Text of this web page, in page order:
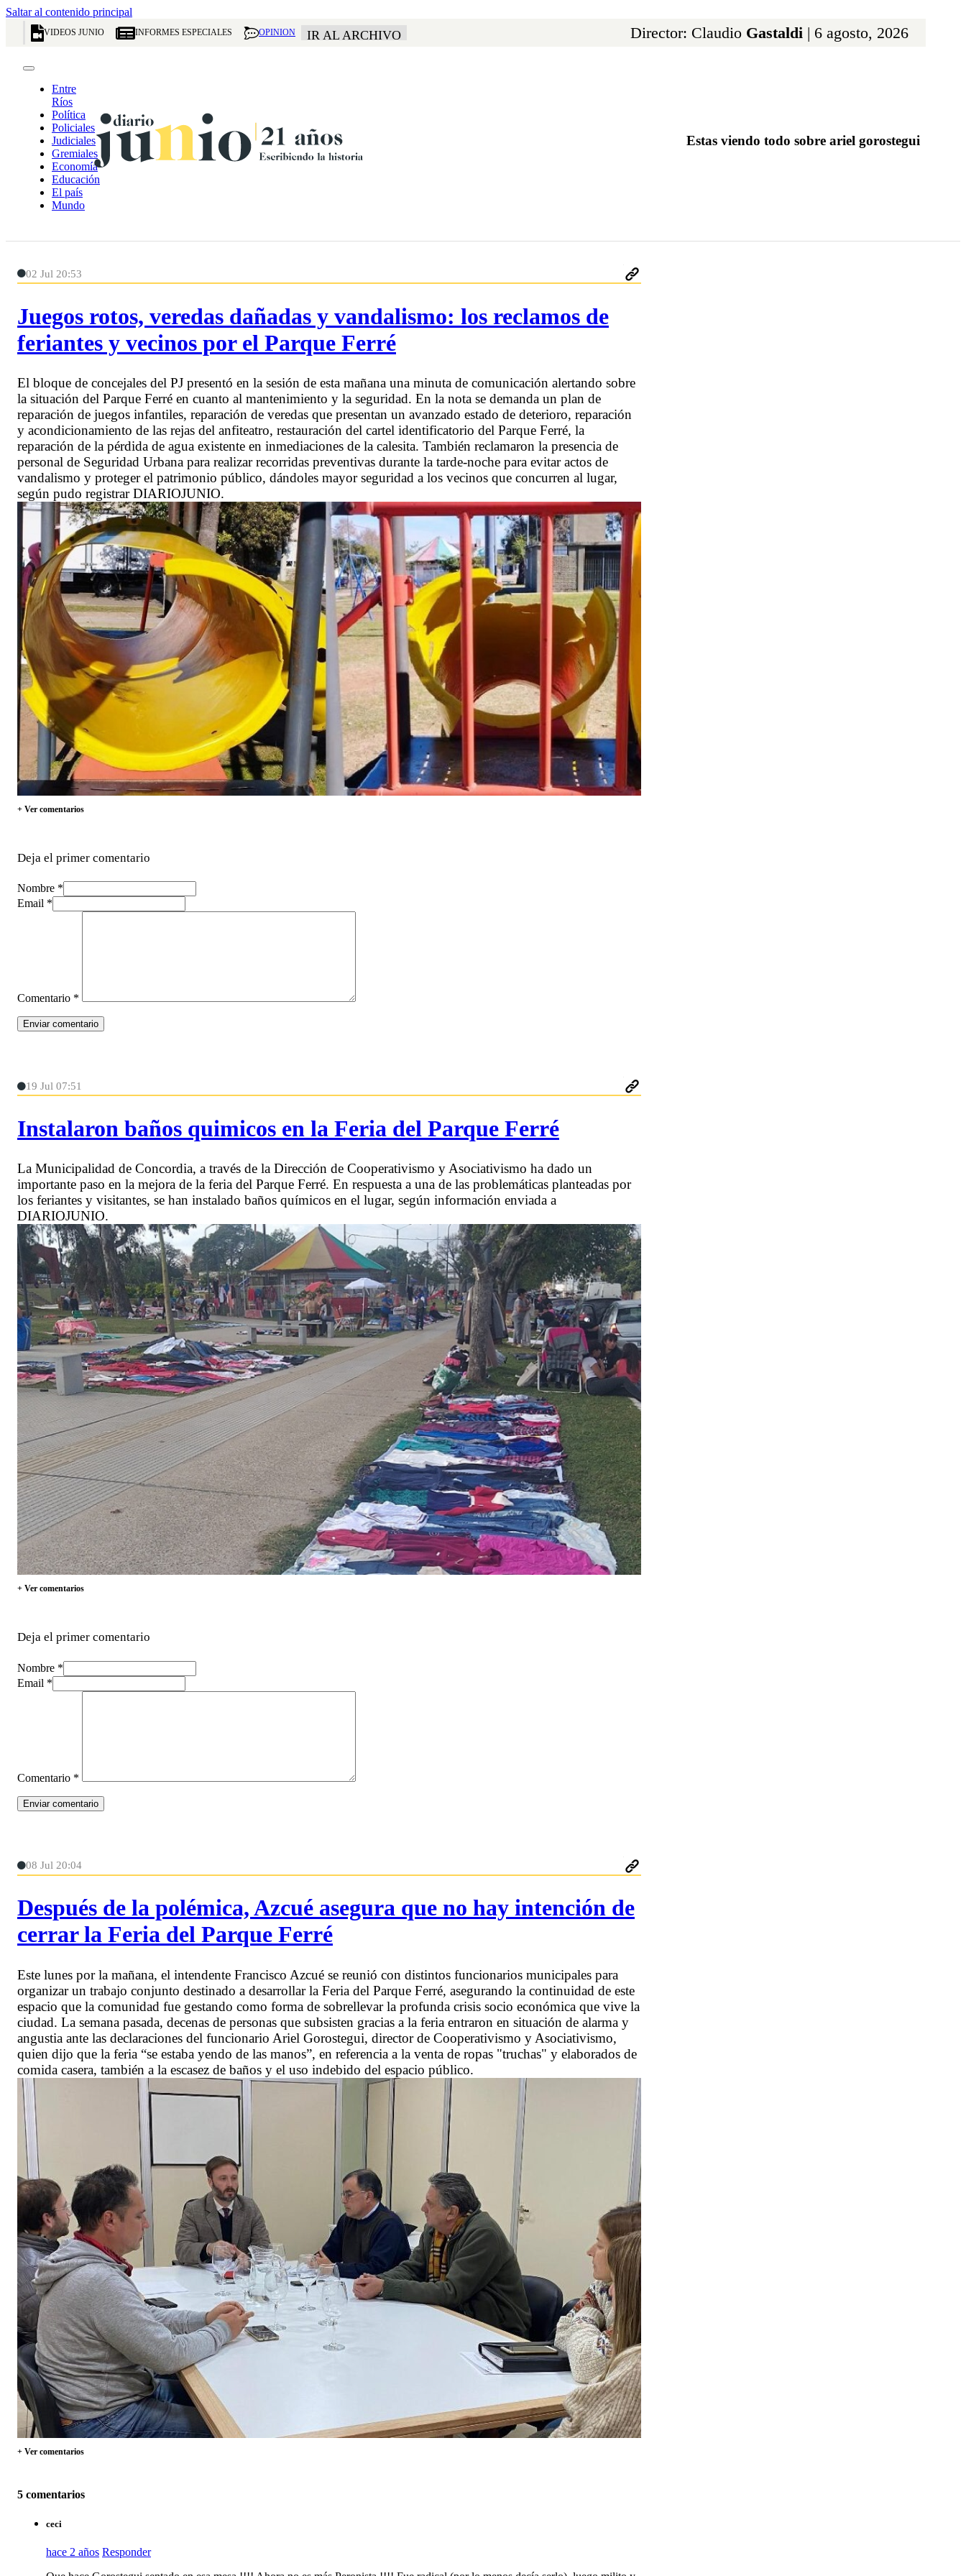
Saltar al contenido principal
VIDEOS JUNIO INFORMES ESPECIALES OPINION IR AL ARCHIVO Director: Claudio Gastaldi | 6 agosto, 2026
Entre
Ríos
Política
Policiales
Judiciales
Gremiales
Economía
Educación
El país
Mundo
Estas viendo todo sobre ariel gorostegui
02 Jul 20:53
Juegos rotos, veredas dañadas y vandalismo: los reclamos de
feriantes y vecinos por el Parque Ferré
El bloque de concejales del PJ presentó en la sesión de esta mañana una minuta de comunicación alertando sobre
la situación del Parque Ferré en cuanto al mantenimiento y la seguridad. En la nota se demanda un plan de
reparación de juegos infantiles, reparación de veredas que presentan un avanzado estado de deterioro, reparación
y acondicionamiento de las rejas del anfiteatro, restauración del cartel identificatorio del Parque Ferré, la
reparación de la pérdida de agua existente en inmediaciones de la calesita. También reclamaron la presencia de
personal de Seguridad Urbana para realizar recorridas preventivas durante la tarde-noche para evitar actos de
vandalismo y proteger el patrimonio público, dándoles mayor seguridad a los vecinos que concurren al lugar,
según pudo registrar DIARIOJUNIO.
+ Ver comentarios
Deja el primer comentario
Nombre *
Email *
Comentario *
19 Jul 07:51
Instalaron baños quimicos en la Feria del Parque Ferré
La Municipalidad de Concordia, a través de la Dirección de Cooperativismo y Asociativismo ha dado un
importante paso en la mejora de la feria del Parque Ferré. En respuesta a una de las problemáticas planteadas por
los feriantes y visitantes, se han instalado baños químicos en el lugar, según información enviada a
DIARIOJUNIO.
+ Ver comentarios
Deja el primer comentario
Nombre *
Email *
Comentario *
08 Jul 20:04
Después de la polémica, Azcué asegura que no hay intención de
cerrar la Feria del Parque Ferré
Este lunes por la mañana, el intendente Francisco Azcué se reunió con distintos funcionarios municipales para
organizar un trabajo conjunto destinado a desarrollar la Feria del Parque Ferré, asegurando la continuidad de este
espacio que la comunidad fue gestando como forma de sobrellevar la profunda crisis socio económica que vive la
ciudad. La semana pasada, decenas de personas que subsisten gracias a la feria entraron en situación de alarma y
angustia ante las declaraciones del funcionario Ariel Gorostegui, director de Cooperativismo y Asociativismo,
quien dijo que la feria “se estaba yendo de las manos”, en referencia a la venta de ropas "truchas" y elaborados de
comida casera, también a la escasez de baños y el uso indebido del espacio público.
+ Ver comentarios
5 comentarios
ceci
hace 2 años Responder